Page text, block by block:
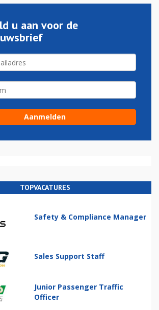
u aan voor de
TOPVACATURES
Safety & Compliance Manager
Sales Support Staff
Junior Passenger Traffic
Officer